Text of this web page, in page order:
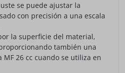
se puede ajustar la
con precisión a una escala
la superficie del material,
también una
MF 26 cc cuando se utiliza en